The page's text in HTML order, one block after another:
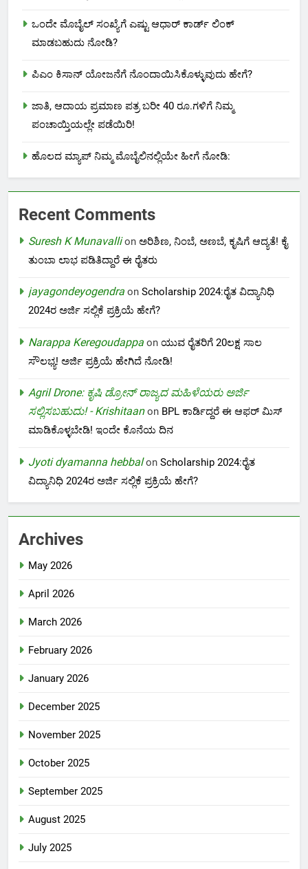
ಒಂದೇ ಮೊಬೈಲ್ ಸಂಖ್ಯೆಗೆ ಎಷ್ಟು ಆಧಾರ್ ಕಾರ್ಡ್ ಲಿಂಕ್
ಮಾಡಬಹುದು ನೋಡಿ?
ಪಿಎಂ ಕಿಸಾನ್ ಯೋಜನೆಗೆ ನೊಂದಾಯಿಸಿಕೊಳ್ಳುವುದು ಹೇಗೆ?
ಜಾತಿ, ಆದಾಯ ಪ್ರಮಾಣ ಪತ್ರ ಬರೀ 40 ರೂ.ಗಳಿಗೆ ನಿಮ್ಮ
ಪಂಚಾಯ್ತಿಯಲ್ಲೇ ಪಡೆಯಿರಿ!
ಹೊಲದ ಮ್ಯಾಪ್ ನಿಮ್ಮ ಮೊಬೈಲಿನಲ್ಲಿಯೇ ಹೀಗೆ ನೋಡಿ:
Recent Comments
Suresh K Munavallion ಅರಿಶಿಣ, ನಿಂಬೆ, ಅಣಬೆ, ಕೃಷಿಗೆ ಆದ್ಯತೆ! ಕೈ
ತುಂಬಾ ಲಾಭ ಪಡಿತಿದ್ದಾರೆ ಈ ರೈತರು
jayagondeyogendra on Scholarship 2024:ರೈತ ವಿದ್ಯಾನಿಧಿ
2024ರ ಅರ್ಜಿ ಸಲ್ಲಿಕೆ ಪ್ರಕ್ರಿಯೆ ಹೇಗೆ?
Narappa Keregoudappa on ಯುವ ರೈತರಿಗೆ 20ಲಕ್ಷ ಸಾಲ
ಸೌಲಭ್ಯ! ಅರ್ಜಿ ಪ್ರಕ್ರಿಯೆ ಹೇಗಿದೆ ನೋಡಿ!
Agril Drone: ಕೃಷಿ ಡ್ರೋನ್ ರಾಜ್ಯದ ಮಹಿಳೆಯರು ಅರ್ಜಿ
ಸಲ್ಲಿಸಬಹುದು! - Krishitaanon BPL ಕಾರ್ಡಿದ್ದರೆ ಈ ಆಫರ್ ಮಿಸ್
ಮಾಡಿಕೊಳ್ಳಬೇಡಿ! ಇಂದೇ ಕೊನೆಯ ದಿನ
Jyoti dyamanna hebbalon Scholarship 2024:ರೈತ
ವಿದ್ಯಾನಿಧಿ 2024ರ ಅರ್ಜಿ ಸಲ್ಲಿಕೆ ಪ್ರಕ್ರಿಯೆ ಹೇಗೆ?
Archives
May 2026
April 2026
March 2026
February 2026
January 2026
December 2025
November 2025
October 2025
September 2025
August 2025
July 2025